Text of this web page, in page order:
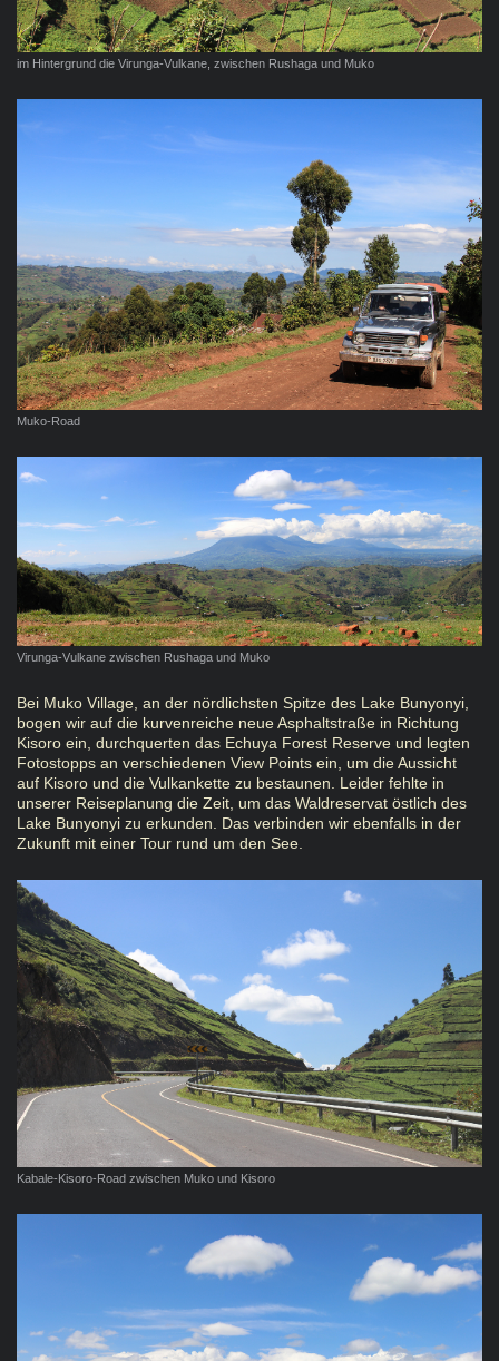
im Hintergrund die Virunga-Vulkane, zwischen Rushaga und Muko
Muko-Road
Virunga-Vulkane zwischen Rushaga und Muko
Bei Muko Village, an der nördlichsten Spitze des Lake Bunyonyi,
bogen wir auf die kurvenreiche neue Asphaltstraße in Richtung
Kisoro ein, durchquerten das Echuya Forest Reserve und legten
Fotostopps an verschiedenen View Points ein, um die Aussicht
auf Kisoro und die Vulkankette zu bestaunen. Leider fehlte in
unserer Reiseplanung die Zeit, um das Waldreservat östlich des
Lake Bunyonyi zu erkunden. Das verbinden wir ebenfalls in der
Zukunft mit einer Tour rund um den See.
Kabale-Kisoro-Road zwischen Muko und Kisoro